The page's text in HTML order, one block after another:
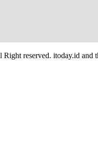
reserved. itoday.id